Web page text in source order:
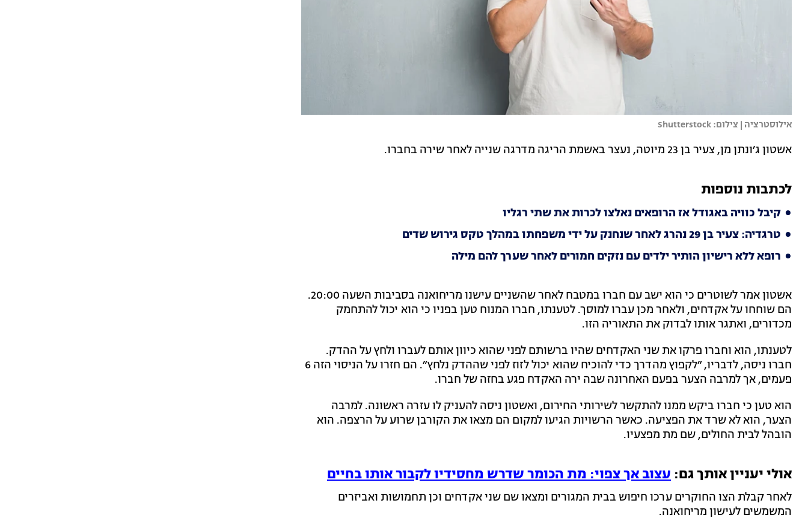
אילוסטרציה | צילום: Shutterstock
אשטון ג׳ונתן מן, צעיר בן 23 מיוטה, נעצר באשמת הריגה מדרגה שנייה לאחר שירה בחברו.
לכתבות נוספות
קיבל כוויה באגודל אז הרופאים נאלצו לכרות את שתי רגליו
טרגדיה: צעיר בן 29 נהרג לאחר שנחנק על ידי משפחתו במהלך טקס גירוש שדים
רופא ללא רישיון הותיר ילדים עם נזקים חמורים לאחר שערך להם מילה
אשטון אמר לשוטרים כי הוא ישב עם חברו במטבח לאחר שהשניים עישנו מריחואנה בסביבות השעה 20:00.
הם שוחחו על אקדחים, ולאחר מכן עברו למוסך. לטענתו, חברו המנוח טען בפניו כי הוא יכול להתחמק
מכדורים, ואתגר אותו לבדוק את התאוריה הזו.
לטענתו, הוא וחברו פרקו את שני האקדחים שהיו ברשותם לפני שהוא כיוון אותם לעברו ולחץ על ההדק.
חברו ניסה, לדבריו, ״לקפוץ מהדרך כדי להוכיח שהוא יכול לזוז לפני שההדק נלחץ״. הם חזרו על הניסוי הזה 6
פעמים, אך למרבה הצער בפעם האחרונה שבה ירה האקדח פגע בחזה של חברו.
הוא טען כי חברו ביקש ממנו להתקשר לשירותי החירום, ואשטון ניסה להעניק לו עזרה ראשונה. למרבה
הצער, הוא לא שרד את הפציעה. כאשר הרשויות הגיעו למקום הם מצאו את הקורבן שרוע על הרצפה. הוא
הובהל לבית החולים, שם מת מפצעיו.
אולי יעניין אותך גם: עצוב אך צפוי: מת הכומר שדרש מחסידיו לקבור אותו בחיים
לאחר קבלת הצו החוקרים ערכו חיפוש בבית המגורים ומצאו שם שני אקדחים וכן תחמושות ואביזרים
המשמשים לעישון מריחואנה.